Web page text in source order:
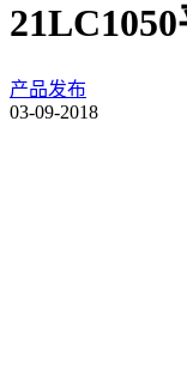
产品发布
03-09-2018